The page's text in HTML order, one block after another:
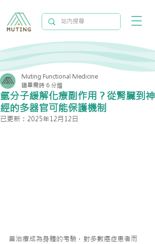
氫分子緩解化療副作用？從腎臟到神
經的多器官可能保護機制
Muting Functional Medicine
讀畢需時 6 分鐘
已更新： 2025年12月12日
當治療成為身體的考驗，對多數癌症患者而